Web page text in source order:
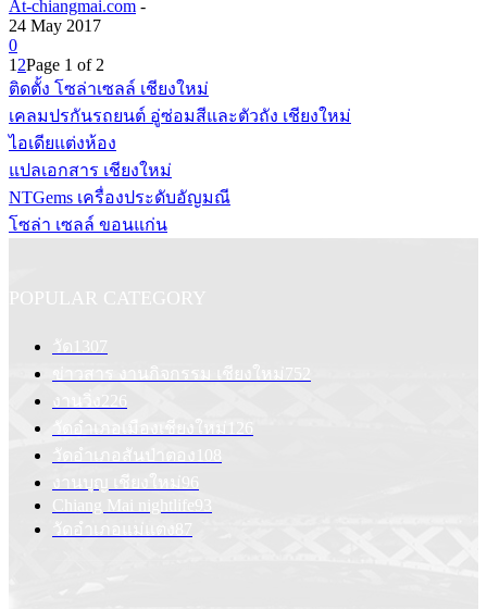
At-chiangmai.com -
24 May 2017
0
1 2Page 1 of 2
ติดตั้ง โซล่าเซลล์ เชียงใหม่
เคลมปรกันรถยนต์ อู่ซ่อมสีและตัวถัง เชียงใหม่
ไอเดียแต่งห้อง
แปลเอกสาร เชียงใหม่
NTGems เครื่องประดับอัญมณี
โซล่า เซลล์ ขอนแก่น
POPULAR CATEGORY
วัด 1307
ข่าวสาร งานกิจกรรม เชียงใหม่ 752
งานวิ่ง
226
วัดอำเภอเมืองเชียงใหม่
126
วัดอำเภอสันป่าตอง
108
งานบุญ เชียงใหม่96
Chiang Mai nightlife93
วัดอำเภอแม่แตง 87